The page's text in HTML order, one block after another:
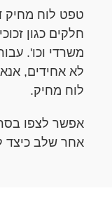
טפט לוח מחיק
חלקים כגון
משרדי וכו'.
לא אחידים,
לוח מחיק.
אפשר לצפו
אחר שלב כיצד